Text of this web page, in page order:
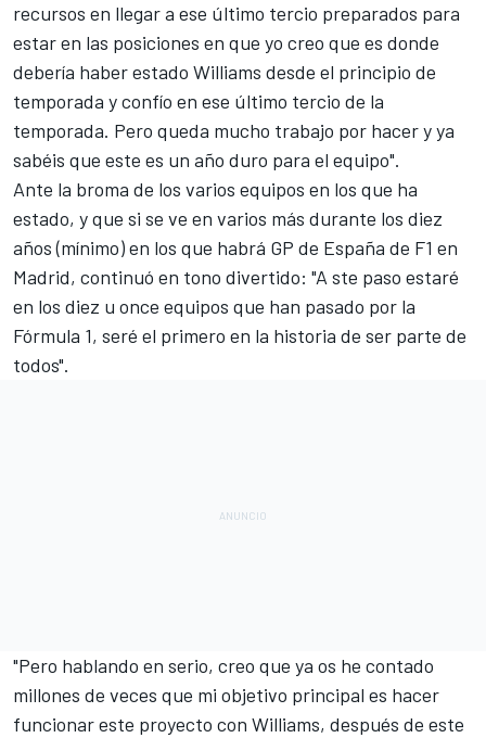
recursos en llegar a ese último tercio preparados para
estar en las posiciones en que yo creo que es donde
debería haber estado Williams desde el principio de
temporada y confío en ese último tercio de la
temporada. Pero queda mucho trabajo por hacer y ya
sabéis que este es un año duro para el equipo".
Ante la broma de los varios equipos en los que ha
estado, y que si se ve en varios más durante los diez
años (mínimo) en los que habrá GP de España de F1 en
Madrid, continuó en tono divertido: "A ste paso estaré
en los diez u once equipos que han pasado por la
Fórmula 1, seré el primero en la historia de ser parte de
todos".
"Pero hablando en serio, creo que ya os he contado
millones de veces que mi objetivo principal es hacer
funcionar este proyecto con Williams, después de este